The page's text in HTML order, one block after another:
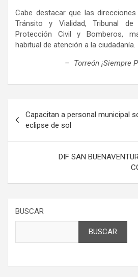
Cabe destacar que las direcciones
Tránsito y Vialidad, Tribunal
Protección Civil y Bomberos,
habitual de atención a la ciudadanía.
– Torreón ¡Siempre
de
entradas
Capacitan a personal municipal
eclipse de sol
DIF SAN
BUSCAR
BUSCAR